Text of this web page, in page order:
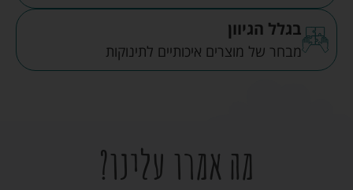
בגלל הגיוון
מבחר של מוצרים איכותיים לתינוקות
מה אמרו עלינו?